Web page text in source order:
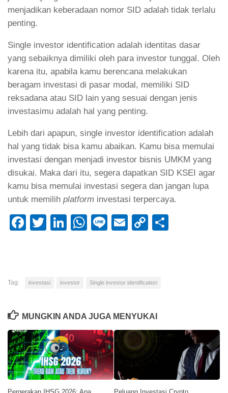
menjadikan keberadaan nomor SID adalah tidak terlalu
penting.
Single investor identification adalah identitas dasar
yang sebaiknya dimiliki oleh para investor tunggal. Oleh
karena itu, apabila kamu berencana melakukan
beragam investasi di pasar modal, memiliki SID
reksadana atau SID lain yang sesuai dengan jenis
investasimu adalah hal yang penting.
Lebih dari apapun, single investor identification adalah
hal yang tidak bisa kamu abaikan. Kamu bisa memulai
investasi dengan menjadi investor bisnis UMKM yang
disukai. Maka dari itu, segera dapatkan SID KSEI agar
kamu bisa memulai investasi segera dan jangan lupa
untuk memilih platform investasi terpercaya.
Facebook
Twitter
LinkedIn
WhatsApp
LineEmailCopy
Tag: investasi investor Single investor identification
MUNGKIN ANDA JUGA MENYUKAI